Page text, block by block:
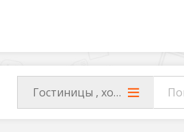
Гостиницы , хостелы